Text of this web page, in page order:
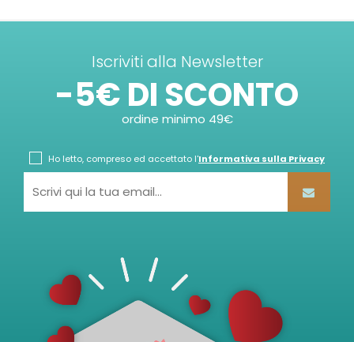
Iscriviti alla Newsletter
-5€ DI SCONTO
ordine minimo 49€
Ho letto, compreso ed accettato l'Informativa sulla Privacy